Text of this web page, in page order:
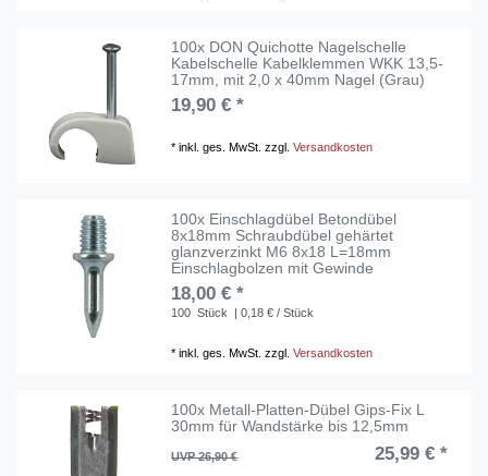
100x DON Quichotte Nagelschelle
Kabelschelle Kabelklemmen WKK 13,5-
17mm, mit 2,0 x 40mm Nagel (Grau)
19,90 € *
*inkl. ges. MwSt. zzgl.Versandkosten
100x Einschlagdübel Betondübel
8x18mm Schraubdübel gehärtet
glanzverzinkt M6 8x18 L=18mm
Einschlagbolzen mit Gewinde
18,00 € *
100 Stück | 0,18 € / Stück
*inkl. ges. MwSt. zzgl.Versandkosten
100x Metall-Platten-Dübel Gips-Fix L
30mm für Wandstärke bis 12,5mm
UVP 26,90 € 25,99 € *